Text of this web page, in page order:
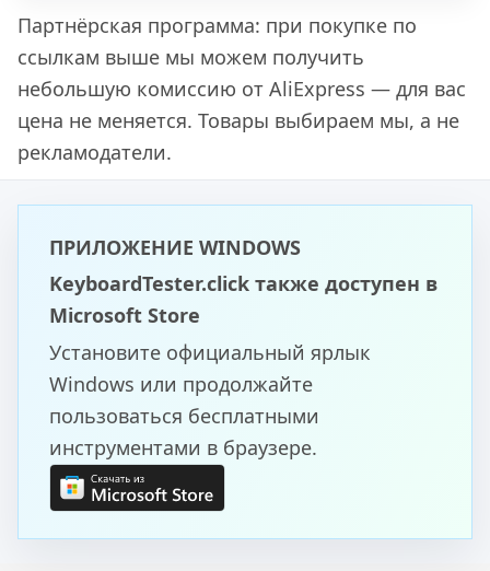
Партнёрская программа: при покупке по
ссылкам выше мы можем получить
небольшую комиссию от AliExpress — для вас
цена не меняется. Товары выбираем мы, а не
рекламодатели.
ПРИЛОЖЕНИЕ WINDOWS
KeyboardTester.click также доступен в
Microsoft Store
Установите официальный ярлык
Windows или продолжайте
пользоваться бесплатными
инструментами в браузере.